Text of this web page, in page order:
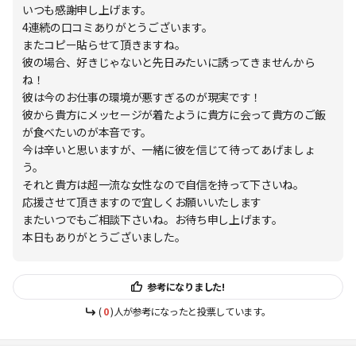
いつも感謝申し上げます。
4連続の口コミありがとうございます。
またコピー貼らせて頂きますね。
彼の場合、好きじゃないと先日みたいに誘ってきませんから
ね！
彼は今のお仕事の環境が悪すぎるのが現実です！
彼から貴方にメッセージが着たように貴方に会って貴方のご飯
が食べたいのが本音です。
今は辛いと思いますが、一緒に彼を信じて待ってあげましょ
う。
それと貴方は超一流な女性なので自信を持って下さいね。
応援させて頂きますので宜しくお願いいたします
またいつでもご相談下さいね。お待ち申し上げます。
本日もありがとうございました。
参考になりました!
(0)人が参考になったと投票しています。